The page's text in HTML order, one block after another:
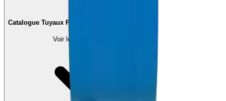
Catalogue Tuyaux PVC Haute Pression (PDF)
Voir le Document